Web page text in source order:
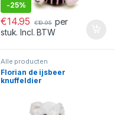
-25%
€14.95 €19.95 per
stuk. Incl. BTW
Alle producten
Florian de ijsbeer
knuffeldier